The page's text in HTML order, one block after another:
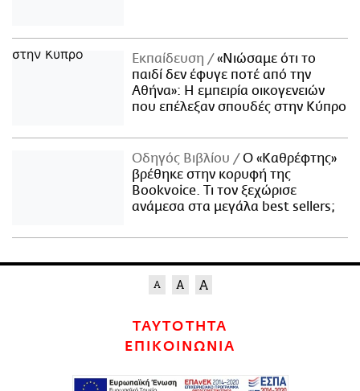
Εκπαίδευση
«Νιώσαμε ότι το
παιδί δεν έφυγε ποτέ από την
Αθήνα»: Η εμπειρία οικογενειών
που επέλεξαν σπουδές στην Κύπρο
Οδηγός Βιβλίου
Ο «Καθρέφτης»
βρέθηκε στην κορυφή της
Bookvoice. Τι τον ξεχώρισε
ανάμεσα στα μεγάλα best sellers;
ΤΑΥΤΟΤΗΤΑ
ΕΠΙΚΟΙΝΩΝΙΑ